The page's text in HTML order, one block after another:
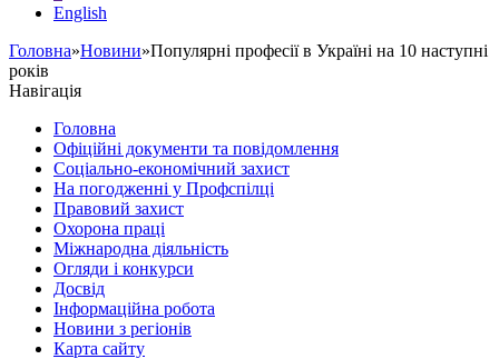
English
Головна»Новини»Популярні професії в Україні на 10 наступні
років
Навігація
Головна
Офіційні документи та повідомлення
Соціально-економічний захист
На погодженні у Профспілці
Правовий захист
Охорона праці
Міжнародна діяльність
Огляди і конкурси
Досвід
Інформаційна робота
Новини з регіонів
Карта сайту